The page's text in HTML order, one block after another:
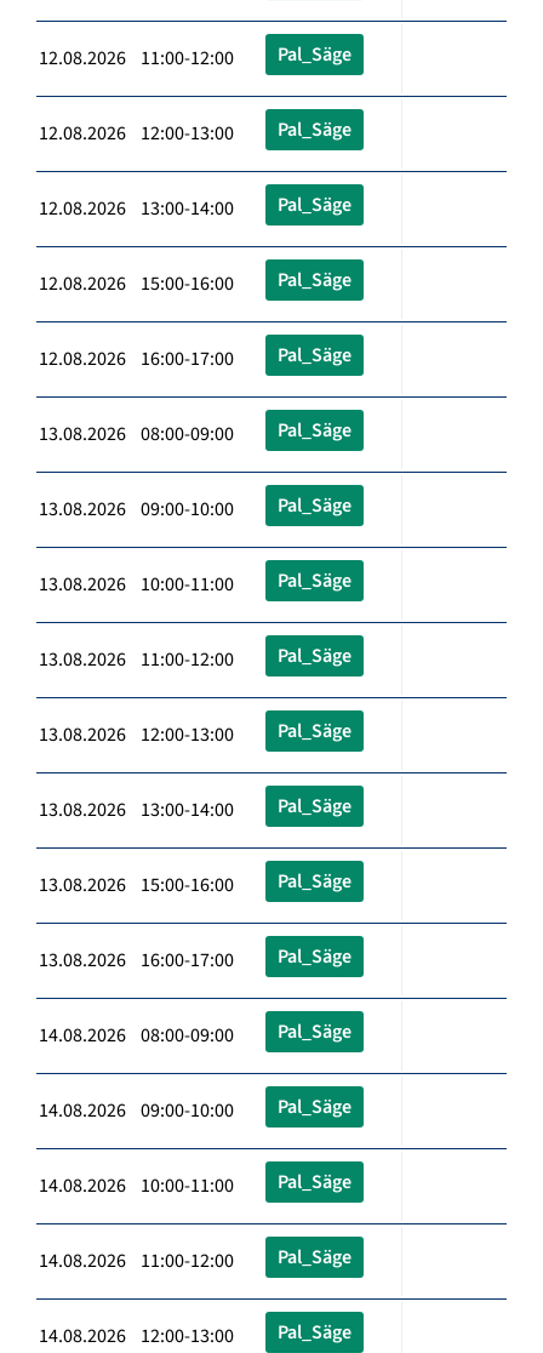
12.08.2026 11:00-12:00 Pal_Säge
12.08.2026 12:00-13:00 Pal_Säge
12.08.2026 13:00-14:00 Pal_Säge
12.08.2026 15:00-16:00 Pal_Säge
12.08.2026 16:00-17:00 Pal_Säge
13.08.2026 08:00-09:00 Pal_Säge
13.08.2026 09:00-10:00 Pal_Säge
13.08.2026 10:00-11:00 Pal_Säge
13.08.2026 11:00-12:00 Pal_Säge
13.08.2026 12:00-13:00 Pal_Säge
13.08.2026 13:00-14:00 Pal_Säge
13.08.2026 15:00-16:00 Pal_Säge
13.08.2026 16:00-17:00 Pal_Säge
14.08.2026 08:00-09:00 Pal_Säge
14.08.2026 09:00-10:00 Pal_Säge
14.08.2026 10:00-11:00 Pal_Säge
14.08.2026 11:00-12:00 Pal_Säge
14.08.2026 12:00-13:00 Pal_Säge